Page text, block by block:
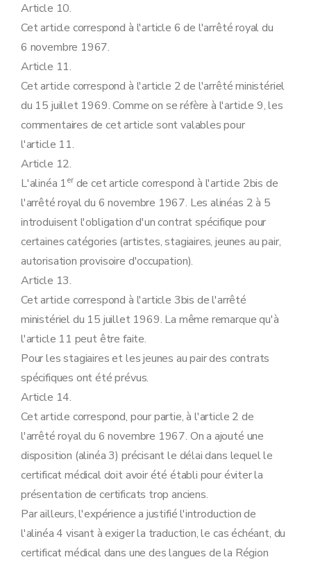
Article 10.
Cet article correspond à l'article 6 de l'arrêté royal du
6 novembre 1967.
Article 11.
Cet article correspond à l'article 2 de l'arrêté ministériel
du 15 juillet 1969. Comme on se réfère à l'article 9, les
commentaires de cet article sont valables pour
l'article 11.
Article 12.
L'alinéa 1erde cet article correspond à l'article 2bis de
l'arrêté royal du 6 novembre 1967. Les alinéas 2 à 5
introduisent l'obligation d'un contrat spécifique pour
certaines catégories (artistes, stagiaires, jeunes au pair,
autorisation provisoire d'occupation).
Article 13.
Cet article correspond à l'article 3bis de l'arrêté
ministériel du 15 juillet 1969. La même remarque qu'à
l'article 11 peut être faite.
Pour les stagiaires et les jeunes au pair des contrats
spécifiques ont été prévus.
Article 14.
Cet article correspond, pour partie, à l'article 2 de
l'arrêté royal du 6 novembre 1967. On a ajouté une
disposition (alinéa 3) précisant le délai dans lequel le
certificat médical doit avoir été établi pour éviter la
présentation de certificats trop anciens.
Par ailleurs, l'expérience a justifié l'introduction de
l'alinéa 4 visant à exiger la traduction, le cas échéant, du
certificat médical dans une des langues de la Région